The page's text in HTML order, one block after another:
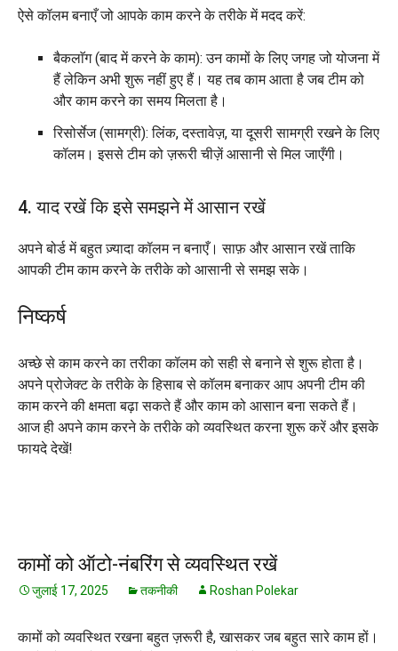
ऐसे कॉलम बनाएँ जो आपके काम करने के तरीके में मदद करें:
बैकलाॅग (बाद में करने के काम): उन कामों के लिए जगह जो योजना में
हैं लेकिन अभी शुरू नहीं हुए हैं। यह तब काम आता है जब टीम को
और काम करने का समय मिलता है।
रिसोर्सेज (सामग्री): लिंक, दस्तावेज़, या दूसरी सामग्री रखने के लिए
कॉलम। इससे टीम को ज़रूरी चीज़ें आसानी से मिल जाएँगी।
4. याद रखें कि इसे समझने में आसान रखें
अपने बोर्ड में बहुत ज़्यादा कॉलम न बनाएँ। साफ़ और आसान रखें ताकि
आपकी टीम काम करने के तरीके को आसानी से समझ सके।
निष्कर्ष
अच्छे से काम करने का तरीका कॉलम को सही से बनाने से शुरू होता है।
अपने प्रोजेक्ट के तरीके के हिसाब से कॉलम बनाकर आप अपनी टीम की
काम करने की क्षमता बढ़ा सकते हैं और काम को आसान बना सकते हैं।
आज ही अपने काम करने के तरीके को व्यवस्थित करना शुरू करें और इसके
फायदे देखें!
कामों को ऑटो-नंबरिंग से व्यवस्थित रखें
जुलाई 17, 2025 तकनीकी Roshan Polekar
कामों को व्यवस्थित रखना बहुत ज़रूरी है, खासकर जब बहुत सारे काम हों।